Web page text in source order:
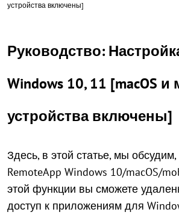
устройства включены]
Руководство:
Windows 10, 11 [macOS
устройства включены]
Здесь, в этой статье, мы обсудим,
RemoteApp Windows 10/macOS/
этой функции вы сможете
доступ к приложениям для